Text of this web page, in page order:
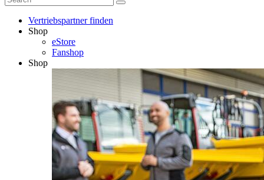
Vertriebspartner finden
Shop
eStore
Fanshop
Shop